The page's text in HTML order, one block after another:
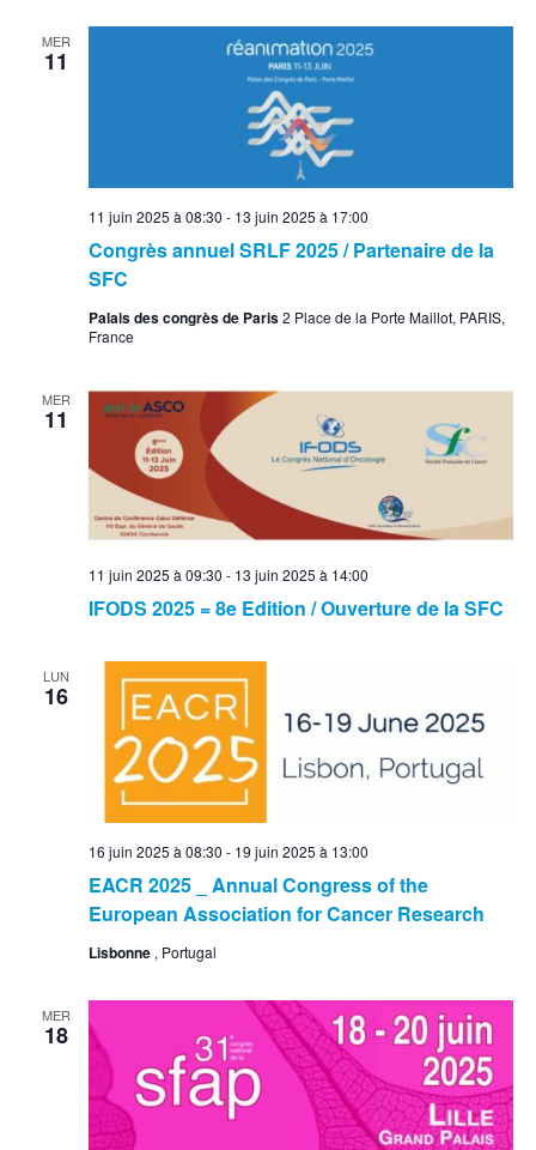
MER
11
Congrès annuel SRLF 2025 / Partenaire de la
SFC
11 juin 2025 à 08:30 - 13 juin 2025 à 17:00
Palais des congrès de Paris2 Place de la Porte Maillot, PARIS,
France
MER
11
IFODS 2025 = 8e Edition / Ouverture de la SFC
11 juin 2025 à 09:30 - 13 juin 2025 à 14:00
LUN
16
EACR 2025 _ Annual Congress of the
European Association for Cancer Research
16 juin 2025 à 08:30 - 19 juin 2025 à 13:00
Lisbonne , Portugal
MER
18